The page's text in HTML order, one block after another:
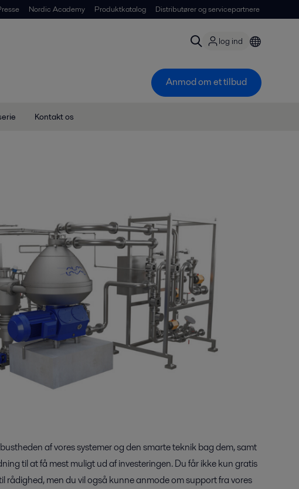
Nordic Academy Produktkatalog Distributører og servicepartnere
log ind
Anmod om et tilbud
Kontakt os
af vores systemer og den smarte teknik bag dem, samt
til at få mest muligt ud af investeringen. Du får ikke kun gratis
rådighed, men du vil også kunne anmode om support fra vores